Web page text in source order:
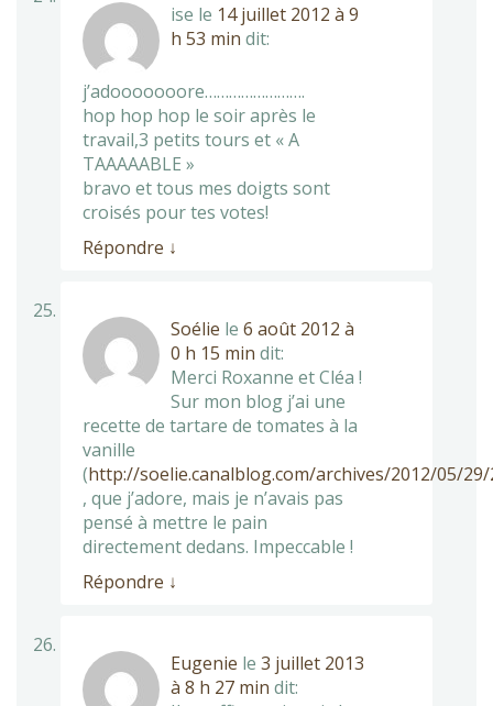
ise le 14 juillet 2012 à 9
h 53 min dit:
j’adooooooore…………………….
hop hop hop le soir après le
travail,3 petits tours et « A
TAAAAABLE »
bravo et tous mes doigts sont
croisés pour tes votes!
Répondre ↓
Soélie le 6 août 2012 à
0 h 15 min dit:
Merci Roxanne et Cléa !
Sur mon blog j’ai une
recette de tartare de tomates à la
vanille
(http://soelie.canalblog.com/archives/2012/05/
, que j’adore, mais je n’avais pas
pensé à mettre le pain
directement dedans. Impeccable !
Répondre ↓
Eugenie le 3 juillet 2013
à 8 h 27 min dit: